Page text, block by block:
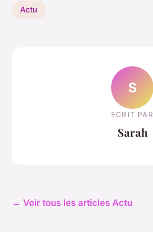
Actu
S
ECRIT PAR
Sarah
← Voir tous les articles Actu